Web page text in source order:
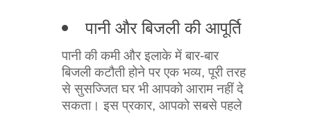
पानी और बिजली की आपूर्ति
पानी की कमी और इलाके में बार-बार
बिजली कटौती होने पर एक भव्य, पूरी तरह
से सुसज्जित घर भी आपको आराम नहीं दे
सकता। इस प्रकार, आपको सबसे पहले